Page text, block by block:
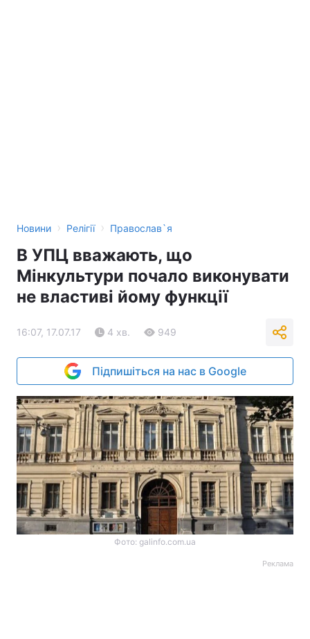
Новини › Релігії › Православ`я
В УПЦ вважають, що
Мінкультури почало виконувати
не властиві йому функції
16:07, 17.07.17 4 хв. 949
Підпишіться на нас в Google
Фото: galinfo.com.ua
Реклама